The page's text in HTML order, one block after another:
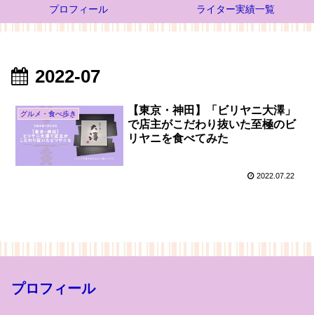
プロフィール ライター実績一覧
2022-07
グルメ・食べ歩き
【東京・神田】「ビリヤニ大澤」
で店主がこだわり抜いた至極のビ
リヤニを食べてみた
2022.07.22
プロフィール